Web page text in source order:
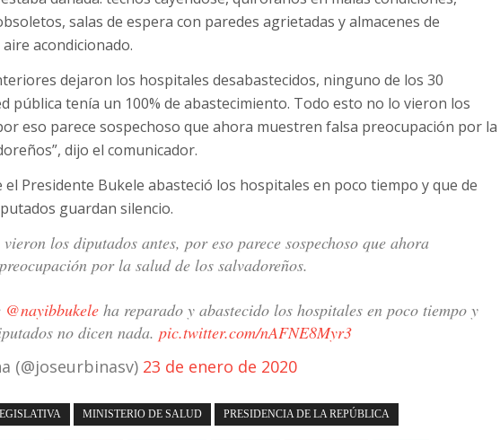
salas de espera con paredes agrietadas y almacenes de
acondicionado.
dejaron los hospitales desabastecidos, ninguno de los 30
pública tenía un 100% de abastecimiento. Todo esto no lo vieron los
eso parece sospechoso que ahora muestren falsa preocupación por la
dijo el comunicador.
Presidente Bukele abasteció los hospitales en poco tiempo y que de
guardan silencio.
los diputados antes, por eso parece sospechoso que ahora
por la salud de los salvadoreños.
@nayibbukele ha reparado y abastecido los hospitales en poco tiempo y
no dicen nada. pic.twitter.com/nAFNE8Myr3
(@joseurbinasv) 23 de enero de 2020
MINISTERIO DE SALUD PRESIDENCIA DE LA REPÚBLICA